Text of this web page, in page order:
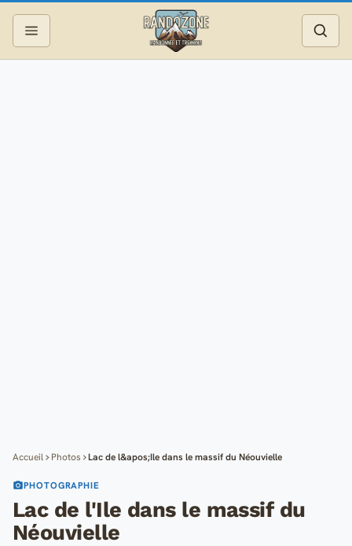
Accueil Photos Lac de l&apos;Ile dans le massif du Néouvielle
PHOTOGRAPHIE
Lac de l'Ile dans le massif du
Néouvielle